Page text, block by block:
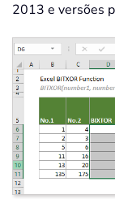
2013 e versões